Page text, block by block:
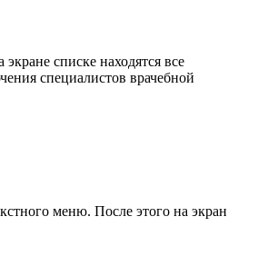
списке находятся все
специалистов врачебной
меню. После этого на экран